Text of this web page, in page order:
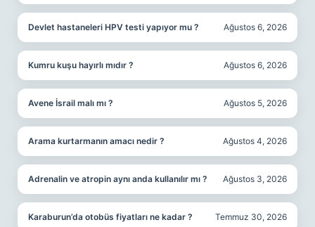
Devlet hastaneleri HPV testi yapıyor mu ? Ağustos 6, 2026
Kumru kuşu hayırlı mıdır ? Ağustos 6, 2026
Avene İsrail malı mı ? Ağustos 5, 2026
Arama kurtarmanın amacı nedir ? Ağustos 4, 2026
Adrenalin ve atropin aynı anda kullanılır mı ? Ağustos 3, 2026
Karaburun’da otobüs fiyatları ne kadar ? Temmuz 30, 2026